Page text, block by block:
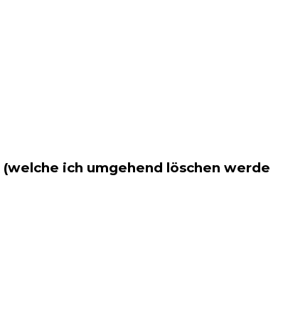
ich umgehend löschen werde